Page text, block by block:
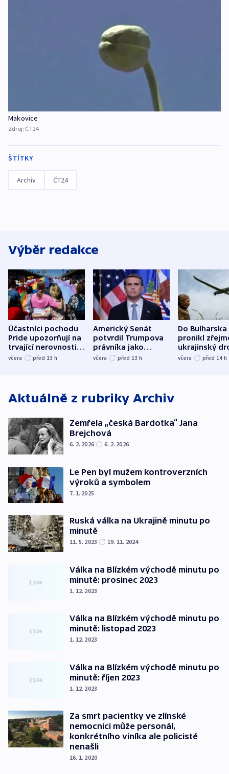
Makovice
Zdroj: ČT24
ŠTÍTKY
Archiv ČT24
Výběr redakce
Účastníci pochodu
Pride upozorňují na
trvající nerovnosti i
společenskou
včera před 13 h
Americký Senát
potvrdil Trumpova
právníka jako
ministra
včera před 13 h
Do Bulharska
pronikl
ukrajinský
explodoval
včera před 14 h
Aktuálně z rubriky Archiv
Zemřela „česká Bardotka“ Jana
Brejchová
6. 2. 2026 6. 2. 2026
Le Pen byl mužem kontroverzních
výroků a symbolem
7. 1. 2025
Ruská válka na Ukrajině minutu po
minutě
11. 5. 2023 19. 11. 2024
Válka na Blízkém východě minutu po
minutě: prosinec 2023
1. 12. 2023
Válka na Blízkém východě minutu po
minutě: listopad 2023
1. 12. 2023
Válka na Blízkém východě minutu po
minutě: říjen 2023
1. 12. 2023
Za smrt pacientky ve zlínské
nemocnici může personál,
konkrétního viníka ale policisté
nenašli
16. 1. 2020